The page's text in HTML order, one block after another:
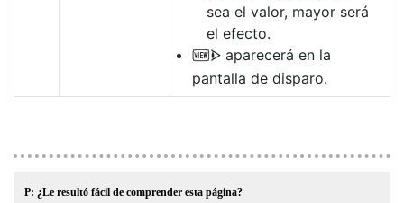
sea el valor, mayor será
el efecto.
W aparecerá en la
pantalla de disparo.